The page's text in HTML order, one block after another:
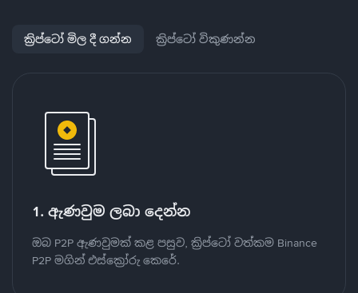
ක්‍රිප්ටෝ මිල දී ගන්න ක්‍රිප්ටෝ විකුණන්න
1. ඇණවුම ලබා දෙන්න
ඔබ P2P ඇණවුමක් කළ පසුව, ක්‍රිප්ටෝ වත්කම Binance
P2P මගින් එස්ක්‍රෝරු කෙරේ.